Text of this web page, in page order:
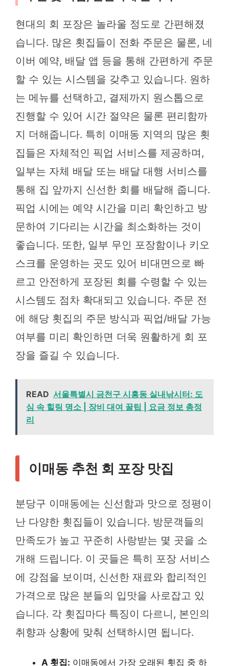
현대의 회 포장은 놀라울 정도로 간편해졌
습니다. 많은 횟집들이 전화 주문은 물론, 네
이버 예약, 배달 앱 등을 통해 간편하게 주문
할 수 있는 시스템을 갖추고 있습니다. 원하
는 메뉴를 선택하고, 결제까지 원스톱으로
진행할 수 있어 시간 절약은 물론 편리함까
지 더해줍니다. 특히 이매동 지역의 많은 횟
집들은 자체적인 픽업 서비스를 제공하며,
일부는 자체 배달 또는 배달 대행 서비스를
통해 집 앞까지 신선한 회를 배달해 줍니다.
픽업 시에는 예약 시간을 미리 확인하고 방
문하여 기다리는 시간을 최소화하는 것이
좋습니다. 또한, 일부 무인 포장함이나 키오
스크를 운영하는 곳도 있어 비대면으로 빠
르고 안전하게 포장된 회를 수령할 수 있는
시스템도 점차 확대되고 있습니다. 주문 전
에 해당 횟집의 주문 방식과 픽업/배달 가능
여부를 미리 확인하면 더욱 원활하게 회 포
장을 즐길 수 있습니다.
READ 서울특별시 금천구 시흥동 실내낚시터: 도
심 속 힐링 명소 | 장비 대여 꿀팁 | 요금 정보 총정
리
이매동 추천 회 포장 맛집
분당구 이매동에는 신선함과 맛으로 정평이
난 다양한 횟집들이 있습니다. 방문객들의
만족도가 높고 꾸준히 사랑받는 몇 곳을 소
개해 드립니다. 이 곳들은 특히 포장 서비스
에 강점을 보이며, 신선한 재료와 합리적인
가격으로 많은 분들의 입맛을 사로잡고 있
습니다. 각 횟집마다 특징이 다르니, 본인의
취향과 상황에 맞춰 선택하시면 됩니다.
A 횟집: 이매동에서 가장 오래된 횟집 중 하